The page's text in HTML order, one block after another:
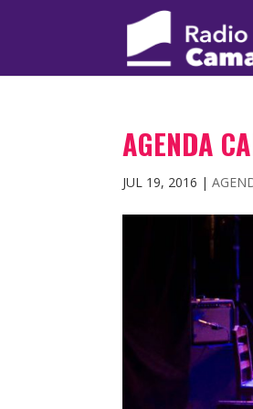
AGENDA
JUL 19, 2016 |